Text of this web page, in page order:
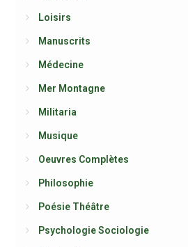
Loisirs
Manuscrits
Médecine
Mer Montagne
Militaria
Musique
Oeuvres Complètes
Philosophie
Poésie Théâtre
Psychologie Sociologie